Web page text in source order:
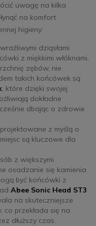
uwagę na kilka
na komfort
higieny:
dziąsłami
z miękkimi włóknami,
zębów, nie
takich końcówek są
, które dzięki swojej
dokładne
dbając o zdrowie
z myślą o
są kluczowe dla
z większymi
osadzanie się kamienia
być końcówki z
Abee Sonic Head ST3
na skuteczniejsze
przekłada się na
dłuższy czas.